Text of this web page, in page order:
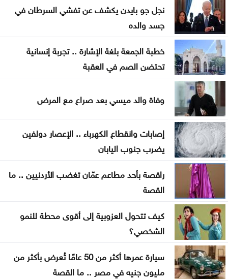
الاحتلال يوسّع الاستيطان بإقرار 627 وحدة جديدة برام
الله والبيرة
الحكومة تطرح 100 فرصة استثمارية وتطوّر 3 مشاريع
بالشراكة مع القطاع الخاص
إيران تشترط ستة بنود لإعادة فتح هرمز وواشنطن
تراقب التنفيذ
تركيا ترجّح انضمام مصر لاتفاق الدفاع الثلاثي مع الرياض
وإسلام آباد
الجزائر والمغرب يتأهلان إلى كأس العالم للسيدات
85% من الخدمات الحكومية جرى رقمنتها حتى منتصف
2026
النواب يناقش الأحد قانون هيئة الاعتماد وشكاوى
البنزين
نجل جو بايدن يكشف عن تفشي السرطان في
جسد والده
خطبة الجمعة بلغة الإشارة .. تجربة إنسانية
تحتضن الصم في العقبة
وفاة والد ميسي بعد صراع مع المرض
إصابات وانقطاع الكهرباء .. الإعصار دولفين
يضرب جنوب اليابان
راقصة بأحد مطاعم عمّان تغضب الأردنيين .. ما
القصة
كيف تتحول العزوبية إلى أقوى محطة للنمو
الشخصي؟
سيارة عمرها أكثر من 50 عامًا تُعرض بأكثر من
مليون جنيه في مصر .. ما القصة